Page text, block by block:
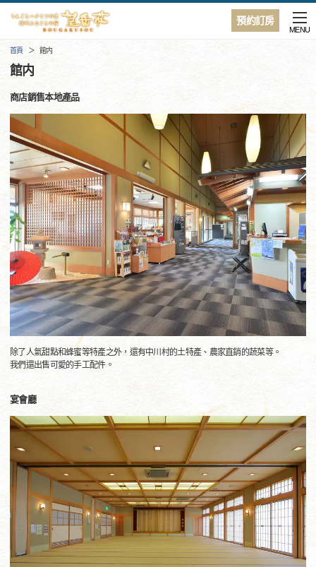
預約訂房
MENU
首頁 館内
館内
商店銷售本地產品
除了人氣甜點和蜂蜜等特產之外，還有中川村的土特產、農家直銷的蔬菜等。
我們還出售可愛的手工配件。
宴會廳